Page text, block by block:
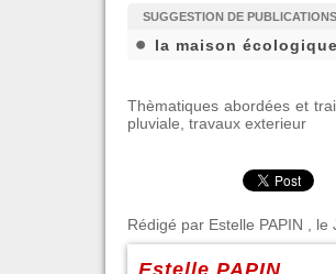
SUGGESTION DE
la maison écologique
Thèmatiques abordées et
pluviale travaux exterieur
Rédigé par Estelle PAPIN , le
Estelle PAPIN